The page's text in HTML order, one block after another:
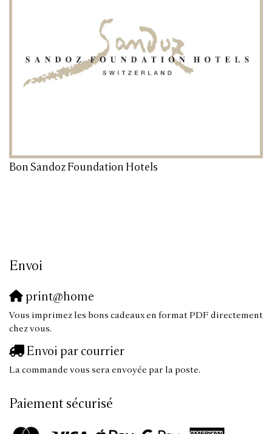
Bon Sandoz Foundation Hotels
Envoi
print@home
Vous imprimez les bons cadeaux en format PDF directement
chez vous.
Envoi par courrier
La commande vous sera envoyée par la poste.
Paiement sécurisé